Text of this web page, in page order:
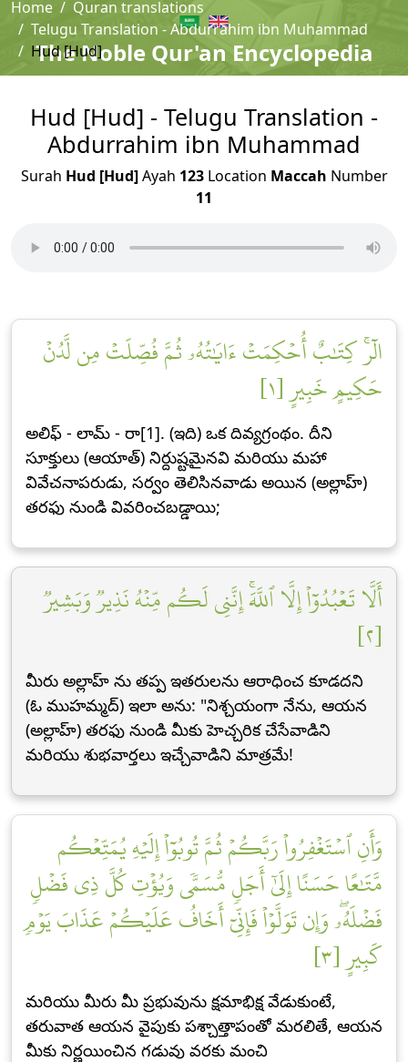
The Noble Qur'an Encyclopedia
Home
Quran translations
Telugu Translation - Abdurrahim ibn Muhammad
Hud [Hud]
Hud [Hud] - Telugu Translation -
Abdurrahim ibn Muhammad
Surah Hud [Hud]Ayah 123Location Maccah Number
11
الٓرۚ كِتَٰبٌ أُحۡكِمَتۡ ءَايَٰتُهُۥ ثُمَّ فُصِّلَتۡ مِن لَّدُنۡ
حَكِيمٍ خَبِيرٍ [١]
అలిఫ్ - లామ్ - రా[1]. (ఇది) ఒక దివ్యగ్రంథం. దీని
సూక్తులు (ఆయాత్) నిర్దుష్టమైనవి మరియు మహా
వివేచనాపరుడు, సర్వం తెలిసినవాడు అయిన (అల్లాహ్)
తరఫు నుండి వివరించబడ్డాయి;
أَلَّا تَعۡبُدُوٓاْ إِلَّا ٱللَّهَۚ إِنَّنِي لَكُم مِّنۡهُ نَذِيرٞ وَبَشِيرٞ
[٢]
మీరు అల్లాహ్ ను తప్ప ఇతరులను ఆరాధించ కూడదని
(ఓ ముహమ్మద్) ఇలా అను: "నిశ్చయంగా నేను, ఆయన
(అల్లాహ్) తరఫు నుండి మీకు హెచ్చరిక చేసేవాడిని
మరియు శుభవార్తలు ఇచ్చేవాడిని మాత్రమే!
وَأَنِ ٱسۡتَغۡفِرُواْ رَبَّكُمۡ ثُمَّ تُوبُوٓاْ إِلَيۡهِ يُمَتِّعۡكُم
مَّتَٰعًا حَسَنًا إِلَىٰٓ أَجَلٖ مُّسَمّٗى وَيُؤۡتِ كُلَّ ذِي فَضۡلٖ
فَضۡلَهُۥۖ وَإِن تَوَلَّوۡاْ فَإِنِّيٓ أَخَافُ عَلَيۡكُمۡ عَذَابَ يَوۡمٖ
كَبِيرٍ [٣]
మరియు మీరు మీ ప్రభువును క్షమాభిక్ష వేడుకుంటే,
తరువాత ఆయన వైపుకు పశ్చాత్తాపంతో మరలితే, ఆయన
మీకు నిర్ణయించిన గడువు వరకు మంచి